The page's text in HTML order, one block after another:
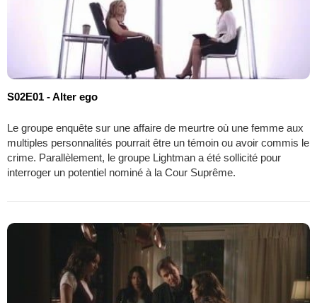
S02E01 - Alter ego
Le groupe enquête sur une affaire de meurtre où une femme aux
multiples personnalités pourrait être un témoin ou avoir commis le
crime. Parallèlement, le groupe Lightman a été sollicité pour
interroger un potentiel nominé à la Cour Suprême.